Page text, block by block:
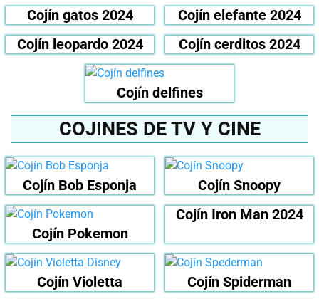
Cojín gatos 2024
Cojín elefante 2024
Cojín leopardo 2024
Cojín cerditos 2024
Cojín delfines
COJINES DE TV Y CINE
Cojín Bob Esponja Cojín Snoopy
Cojín Pokemon
Cojín Iron Man 2024
Cojín Violetta Cojín Spiderman